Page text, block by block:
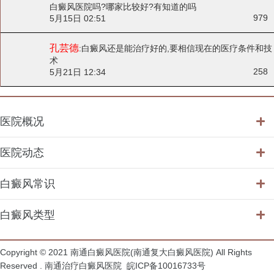
白癜风医院吗?哪家比较好?有知道的吗
5月15日 02:51
979
孔芸德:白癜风还是能治疗好的,要相信现在的医疗条件和技
术
5月21日 12:34
258
医院概况
医院动态
白癜风常识
白癜风类型
Copyright © 2021 南通白癜风医院(南通复大白癜风医院) All Rights
Reserved . 南通治疗白癜风医院 皖ICP备10016733号